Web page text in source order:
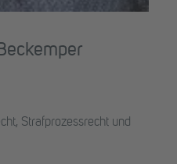
Strafprozessrecht und